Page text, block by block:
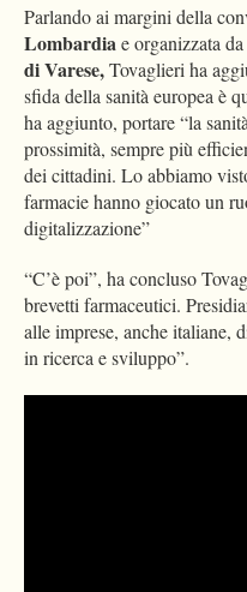
Parlando ai margini della
Lombardiae organizzata
di Varese,Tovaglieri ha
sfida della sanità europea è
ha aggiunto, portare “la
prossimità, sempre più
dei cittadini. Lo abbiamo
farmacie hanno giocato un
digitalizzazione”
“C’è poi”, ha concluso
brevetti farmaceutici.
alle imprese, anche italiane,
in ricerca e sviluppo”.